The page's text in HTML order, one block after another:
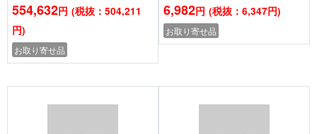
554,632円 (税抜：504,211
円)
お取り寄せ品
6,982円 (税抜：6,347円)
お取り寄せ品